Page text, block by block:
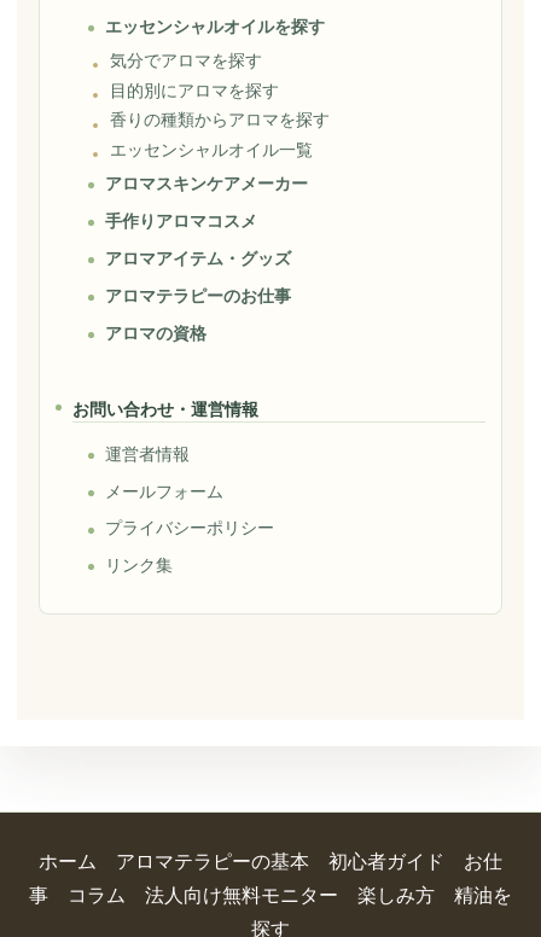
エッセンシャルオイルを探す
気分でアロマを探す
目的別にアロマを探す
香りの種類からアロマを探す
エッセンシャルオイル一覧
アロマスキンケアメーカー
手作りアロマコスメ
アロマアイテム・グッズ
アロマテラピーのお仕事
アロマの資格
お問い合わせ・運営情報
運営者情報
メールフォーム
プライバシーポリシー
リンク集
ホーム アロマテラピーの基本 初心者ガイド
お仕
事
コラム 法人向け無料モニター 楽しみ方
精油を
探す